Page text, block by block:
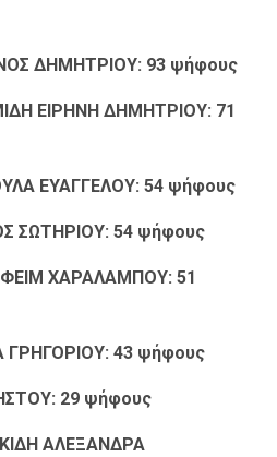
ΔΗΜΗΤΡΙΟΥ: 93 ψήφους
ΕΙΡΗΝΗ ΔΗΜΗΤΡΙΟΥ: 71
ΕΥΑΓΓΕΛΟΥ: 54 ψήφους
ΣΩΤΗΡΙΟΥ: 54 ψήφους
ΧΑΡΑΛΑΜΠΟΥ: 51
ΓΡΗΓΟΡΙΟΥ: 43 ψήφους
29 ψήφους
ΑΛΕΞΑΝΔΡΑ